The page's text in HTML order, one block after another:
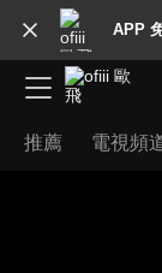
APP
推薦 電視頻